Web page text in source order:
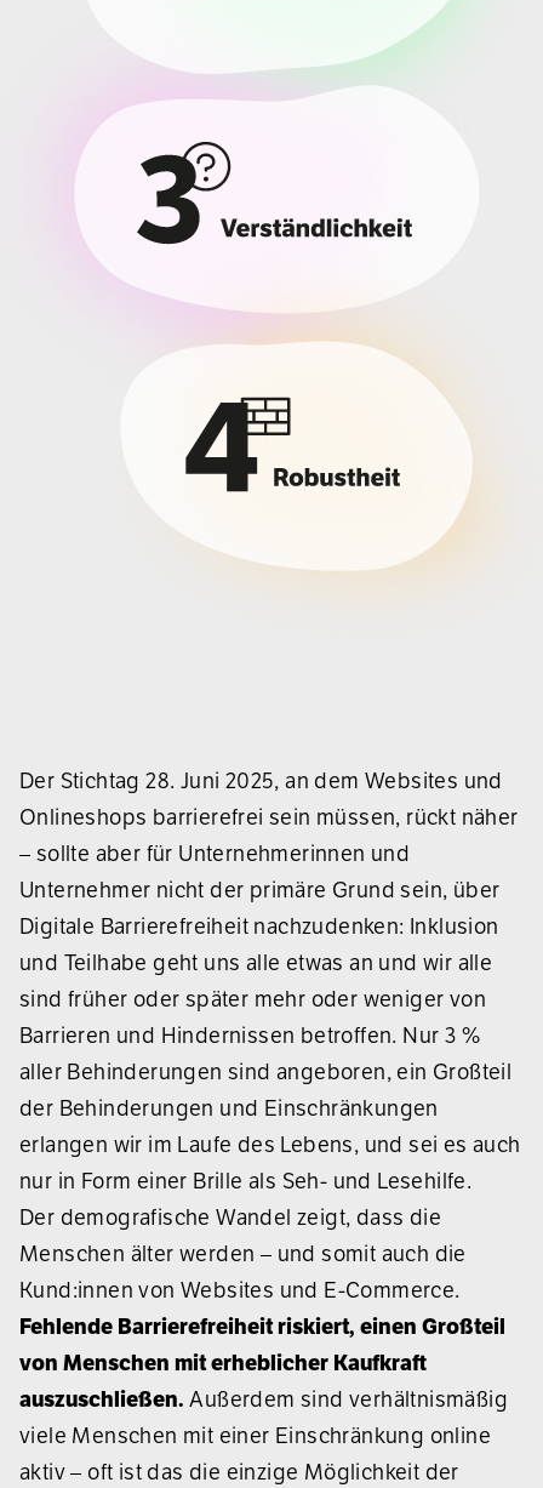
Der Stichtag 28. Juni 2025, an dem Websites und
Onlineshops barrierefrei sein müssen, rückt näher
– sollte aber für Unternehmerinnen und
Unternehmer nicht der primäre Grund sein, über
Digitale Barrierefreiheit nachzudenken: Inklusion
und Teilhabe geht uns alle etwas an und wir alle
sind früher oder später mehr oder weniger von
Barrieren und Hindernissen betroffen. Nur 3 %
aller Behinderungen sind angeboren, ein Großteil
der Behinderungen und Einschränkungen
erlangen wir im Laufe des Lebens, und sei es auch
nur in Form einer Brille als Seh- und Lesehilfe.
Der demografische Wandel zeigt, dass die
Menschen älter werden – und somit auch die
Kund:innen von Websites und E-Commerce.
Fehlende Barrierefreiheit riskiert, einen Großteil
von Menschen mit erheblicher Kaufkraft
auszuschließen. Außerdem sind verhältnismäßig
viele Menschen mit einer Einschränkung online
aktiv – oft ist das die einzige Möglichkeit der